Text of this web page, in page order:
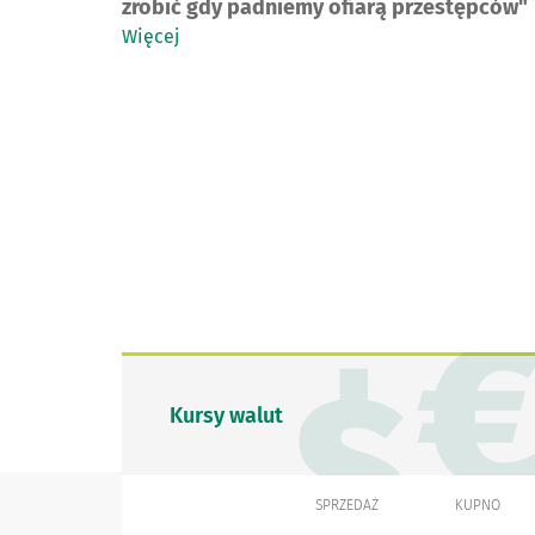
zrobić gdy padniemy ofiarą przestępców"
Więcej
Kursy walut
SPRZEDAŻ KUPNO